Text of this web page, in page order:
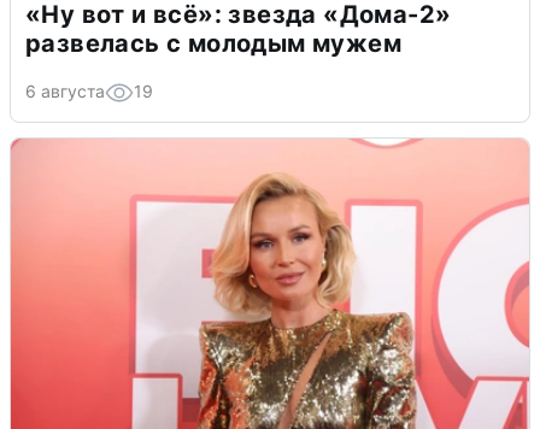
«Ну вот и всё»: звезда «Дома-2»
развелась с молодым мужем
6 августа 19